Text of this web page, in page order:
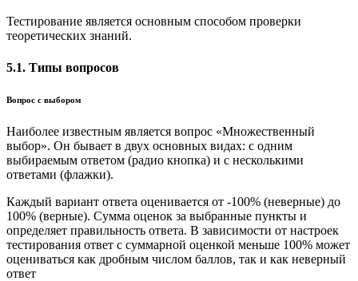
Тестирование является основным способом проверки
теоретических знаний.
5.1. Типы вопросов
Вопрос с выбором
Наиболее известным является вопрос «Множественный
выбор». Он бывает в двух основных видах: с одним
выбираемым ответом (радио кнопка) и с несколькими
ответами (флажки).
Каждый вариант ответа оценивается от -100% (неверные) до
100% (верные). Сумма оценок за выбранные пункты и
определяет правильность ответа. В зависимости от настроек
тестирования ответ с суммарной оценкой меньше 100% может
оцениваться как дробным числом баллов, так и как неверный
ответ